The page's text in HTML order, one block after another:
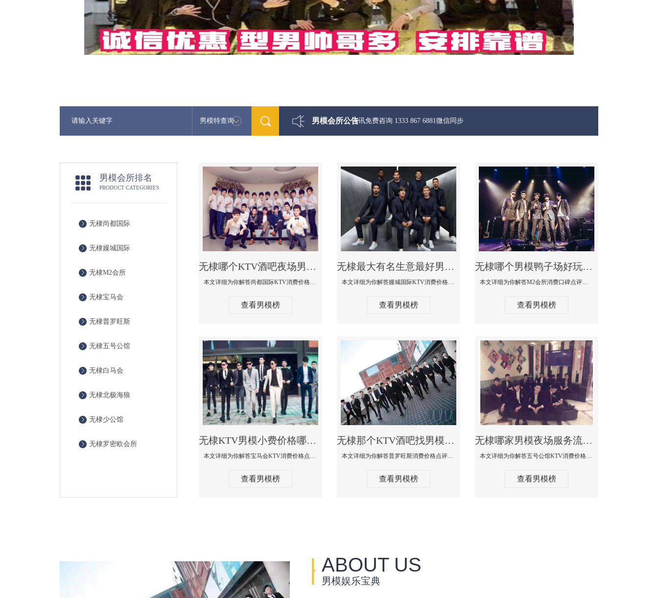
男模特查询 男模会所公告
最新男模娱乐资讯免费咨询 1333 867 6881微信同步
男模会所排名
PRODUCT CATEGORIES
无棣尚都国际
无棣嫚城国际
无棣M2会所
无棣宝马会
无棣普罗旺斯
无棣五号公馆
无棣白马会
无棣北极海狼
无棣少公馆
无棣罗密欧会所
无棣哪个KTV酒吧夜场男模公关型男最帅-尚都国际KTV消费价格点评
本文详细为你解答尚都国际KTV消费价格点评，更多关于哪个KTV酒吧夜场男模公关型男最帅免费咨询1333 867 6881微信同步
查看男模榜
无棣最大有名生意最好男模少爷场KTV体验-嫚城国际KTV消费价格点评
本文详细为你解答嫚城国际KTV消费价格口碑点评，更多关于最大有名生意最好男模少爷场KTV体验免费咨询1333 867 6881微信同步！
查看男模榜
无棣哪个男模鸭子场好玩陪酒服务好-M2会所KTV消费口碑点评
本文详细为你解答M2会所消费口碑点评，更多关于哪个男模鸭子场好玩陪酒服务好免费咨询1333 867 6881微信同步！
查看男模榜
无棣KTV男模小费价格哪家便宜-宝马会KTV消费口碑点评
本文详细为你解答宝马会KTV消费价格点评，更多关于KTV男模小费价格哪家便宜免费咨询1333 867 6881微信同步！
查看男模榜
无棣那个KTV酒吧找男模帅哥男妓多-普罗旺斯KTV真实口碑点评
本文详细为你解答普罗旺斯消费价格点评，更多关于那个KTV酒吧找男模帅哥最多免费咨询1333 867 6881微信同步！
查看男模榜
无棣哪家男模夜场服务流程全面-五号公馆KTV消费价格点评
本文详细为你解答五号公馆KTV消费价格，更多关于哪家男模夜场服务流程全面免费咨询1333 867 6881微信同步！
查看男模榜
ABOUT US
男模娱乐宝典